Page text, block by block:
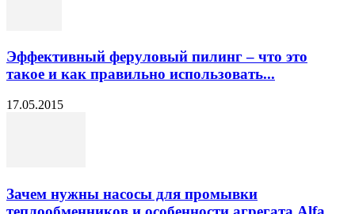
Эффективный феруловый пилинг – что это
такое и как правильно использовать...
17.05.2015
Зачем нужны насосы для промывки